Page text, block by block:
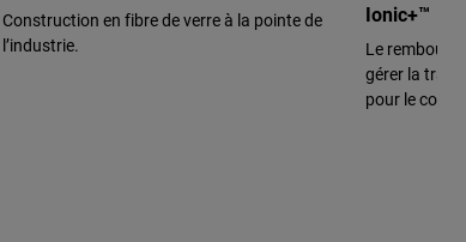
Construction en fibre de verre à la pointe de
l’industrie.
Ionic+™
Le
gérer la
pour le